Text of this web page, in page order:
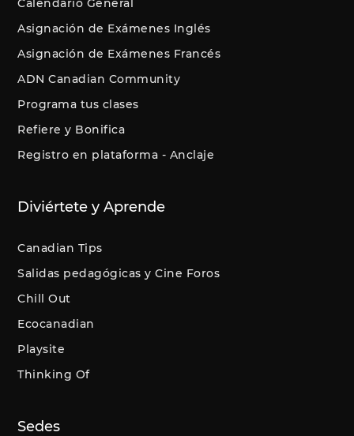
Asignación de Exámenes Inglés
Asignación de Exámenes Francés
ADN Canadian Community
Programa tus clases
Refiere y Bonifica
Registro en plataforma - Anclaje
Diviértete y Aprende
Canadian Tips
Salidas pedagógicas y Cine Foros
Chill Out
Ecocanadian
Playsite
Thinking Of
Sedes